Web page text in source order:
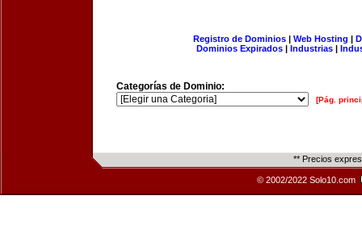
Registro de Dominios| Web Hosting |
Dominios Expirados | Industrias |
Categorías de Dominio:
[Pág.
** Precios
© 2002/2022 Solo10.com